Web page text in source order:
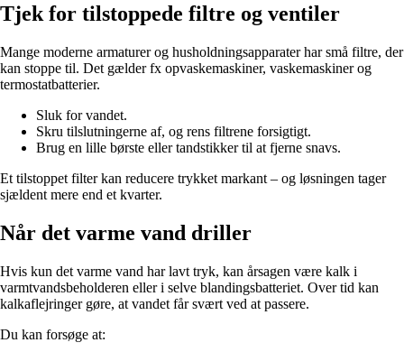
Tjek for tilstoppede filtre og ventiler
Mange moderne armaturer og husholdningsapparater har små filtre, der
kan stoppe til. Det gælder fx opvaskemaskiner, vaskemaskiner og
termostatbatterier.
Sluk for vandet.
Skru tilslutningerne af, og rens filtrene forsigtigt.
Brug en lille børste eller tandstikker til at fjerne snavs.
Et tilstoppet filter kan reducere trykket markant – og løsningen tager
sjældent mere end et kvarter.
Når det varme vand driller
Hvis kun det varme vand har lavt tryk, kan årsagen være kalk i
varmtvandsbeholderen eller i selve blandingsbatteriet. Over tid kan
kalkaflejringer gøre, at vandet får svært ved at passere.
Du kan forsøge at: